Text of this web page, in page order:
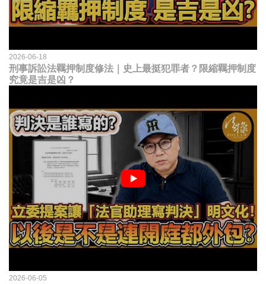
2026-06-18
刑事訴訟法羈押制度修法｜史上最挺犯罪者？限縮羈押制度
究竟是吉是凶？
2026-06-05